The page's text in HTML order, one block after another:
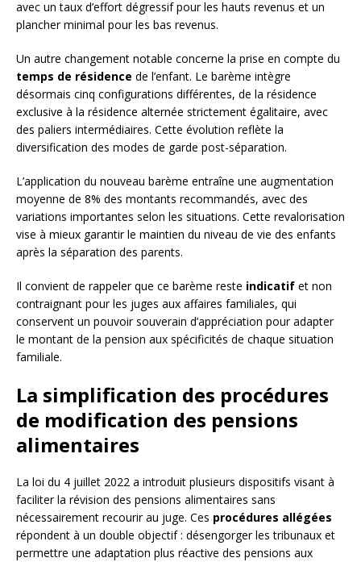
avec un taux d’effort dégressif pour les hauts revenus et un
plancher minimal pour les bas revenus.
Un autre changement notable concerne la prise en compte du
temps de résidence de l’enfant. Le barème intègre
désormais cinq configurations différentes, de la résidence
exclusive à la résidence alternée strictement égalitaire, avec
des paliers intermédiaires. Cette évolution reflète la
diversification des modes de garde post-séparation.
L’application du nouveau barème entraîne une augmentation
moyenne de 8% des montants recommandés, avec des
variations importantes selon les situations. Cette revalorisation
vise à mieux garantir le maintien du niveau de vie des enfants
après la séparation des parents.
Il convient de rappeler que ce barème reste indicatif et non
contraignant pour les juges aux affaires familiales, qui
conservent un pouvoir souverain d’appréciation pour adapter
le montant de la pension aux spécificités de chaque situation
familiale.
La simplification des procédures
de modification des pensions
alimentaires
La loi du 4 juillet 2022 a introduit plusieurs dispositifs visant à
faciliter la révision des pensions alimentaires sans
nécessairement recourir au juge. Ces procédures allégées
répondent à un double objectif : désengorger les tribunaux et
permettre une adaptation plus réactive des pensions aux